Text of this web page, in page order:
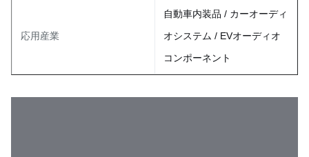
応用産業
自動車内装品 / カーオーディ
オシステム / EVオーディオ
コンポーネント